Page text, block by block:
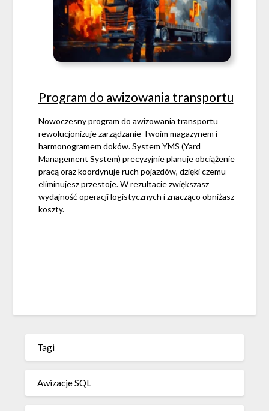
Program do awizowania transportu
Nowoczesny program do awizowania transportu
rewolucjonizuje zarządzanie Twoim magazynem i
harmonogramem doków. System YMS (Yard
Management System) precyzyjnie planuje obciążenie
pracą oraz koordynuje ruch pojazdów, dzięki czemu
eliminujesz przestoje. W rezultacie zwiększasz
wydajność operacji logistycznych i znacząco obniżasz
koszty.
Tagi
Awizacje SQL